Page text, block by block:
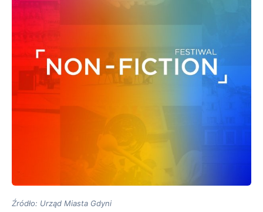
Źródło: Urząd Miasta Gdyni